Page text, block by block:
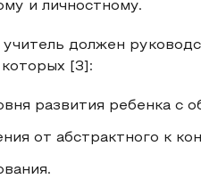
и личностному.
должен
которых [3]:
развития ребенка с
от абстрактного к